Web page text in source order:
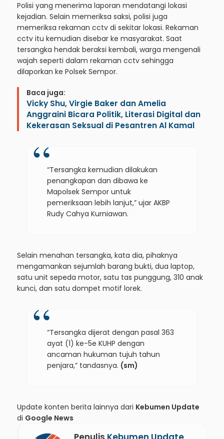
Polisi yang menerima laporan mendatangi lokasi
kejadian. Selain memeriksa saksi, polisi juga
memeriksa rekaman cctv di sekitar lokasi. Rekaman
cctv itu kemudian disebar ke masyarakat. Saat
tersangka hendak beraksi kembali, warga mengenali
wajah seperti dalam rekaman cctv sehingga
dilaporkan ke Polsek Sempor.
Baca juga:
Vicky Shu, Virgie Baker dan Amelia
Anggraini Bicara Politik, Literasi Digital dan
Kekerasan Seksual di Pesantren Al Kamal
“Tersangka kemudian dilakukan
penangkapan dan dibawa ke
Mapolsek Sempor untuk
pemeriksaan lebih lanjut,” ujar AKBP
Rudy Cahya Kurniawan.
Selain menahan tersangka, kata dia, pihaknya
mengamankan sejumlah barang bukti, dua laptop,
satu unit sepeda motor, satu tas punggung, 310 anak
kunci, dan satu dompet motif lorek.
“Tersangka dijerat dengan pasal 363
ayat (1) ke-5e KUHP dengan
ancaman hukuman tujuh tahun
penjara,” tandasnya. (sm)
Update konten berita lainnya dari Kebumen Update
di Google News